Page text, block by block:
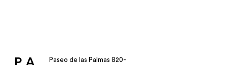
Paseo de las Palmas 820-